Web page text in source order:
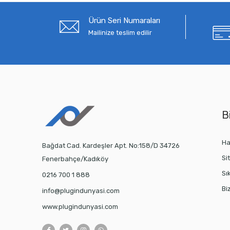
Ürün Seri Numaraları
Mailinize teslim edilir
Bağdat Cad. Kardeşler Apt. No:158/D 34726
Fenerbahçe/Kadıköy
0216 700 1 888
info@plugindunyasi.com
www.plugindunyasi.com